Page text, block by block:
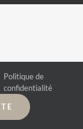
Politique de
confidentialité